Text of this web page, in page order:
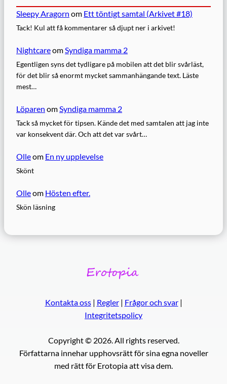
Sleepy Aragorn om Ett töntigt samtal (Arkivet #18)
Tack! Kul att få kommentarer så djupt ner i arkivet!
NightcareomSyndiga mamma 2
Egentligen syns det tydligare på mobilen att det blir svårläst,
för det blir så enormt mycket sammanhängande text. Läste
mest…
Löparen omSyndiga mamma 2
Tack så mycket för tipsen. Kände det med samtalen att jag inte
var konsekvent där. Och att det var svårt…
Olleom En ny upplevelse
Skönt
Olleom Hösten efter.
Skön läsning
Kontakta oss| Regler| Frågor och svar|
Integritetspolicy
Copyright © 2026. All rights reserved.
Författarna innehar upphovsrätt för sina egna noveller
med rätt för Erotopia att visa dem.